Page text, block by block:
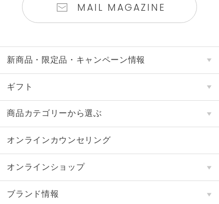
MAIL MAGAZINE
新商品・限定品・キャンペーン情報
ギフト
商品カテゴリーから選ぶ
オンラインカウンセリング
オンラインショップ
ブランド情報